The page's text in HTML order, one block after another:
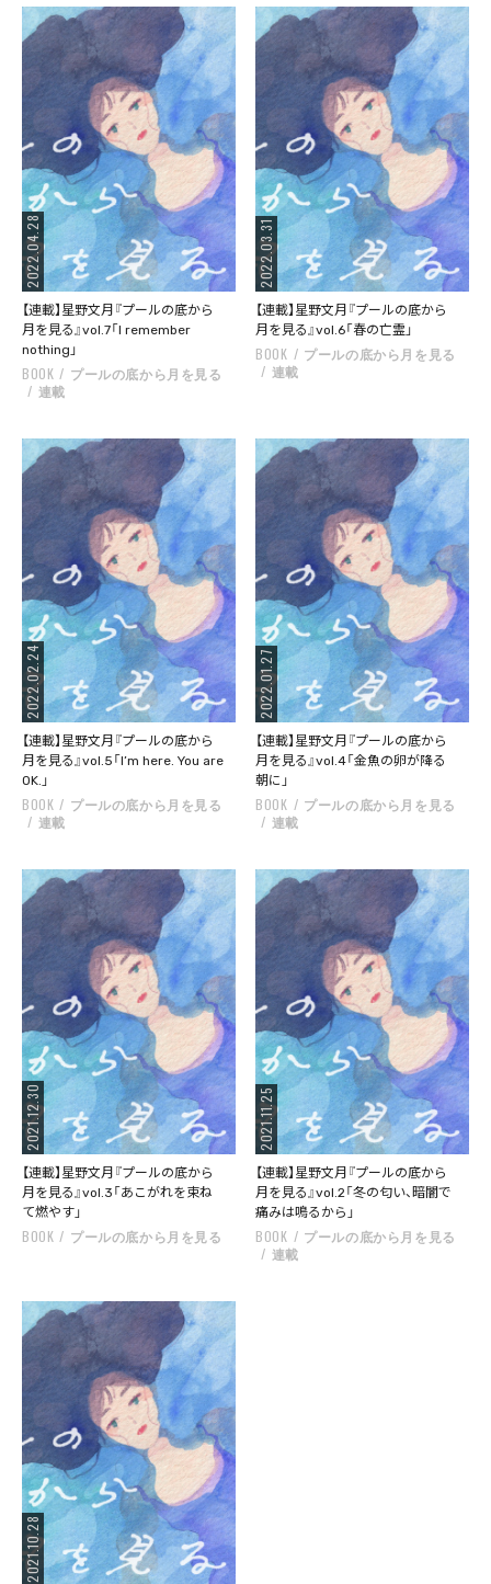
2022.04.28
【連載】星野文月『プールの底から
月を見る』vol.7「I remember
nothing」
BOOK
プールの底から月を見る
連載
2022.03.31
【連載】星野文月『プールの底から
月を見る』vol.6「春の亡霊」
BOOK
プールの底から月を見る
連載
2022.02.24
【連載】星野文月『プールの底から
月を見る』vol.5「I’m here. You are
OK.」
BOOK
プールの底から月を見る
連載
2022.01.27
【連載】星野文月『プールの底から
月を見る』vol.4「金魚の卵が降る
朝に」
BOOK
プールの底から月を見る
連載
2021.12.30
【連載】星野文月『プールの底から
月を見る』vol.3「あこがれを束ね
て燃やす」
BOOK プールの底から月を見る
2021.11.25
【連載】星野文月『プールの底から
月を見る』vol.2「冬の匂い、暗闇で
痛みは鳴るから」
BOOK
プールの底から月を見る
連載
2021.10.28